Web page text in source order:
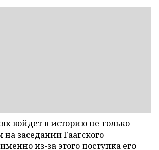
войдет в историю не только
на заседании Гаагского
из-за этого поступка его